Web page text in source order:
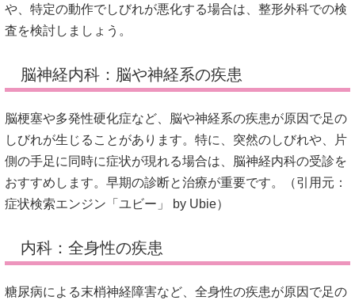
や、特定の動作でしびれが悪化する場合は、整形外科での検
査を検討しましょう。
脳神経内科：脳や神経系の疾患
脳梗塞や多発性硬化症など、脳や神経系の疾患が原因で足の
しびれが生じることがあります。 特に、突然のしびれや、片
側の手足に同時に症状が現れる場合は、脳神経内科の受診を
おすすめします。 早期の診断と治療が重要です。（引用元：
症状検索エンジン「ユビー」 by Ubie）
内科：全身性の疾患
糖尿病による末梢神経障害など、全身性の疾患が原因で足の